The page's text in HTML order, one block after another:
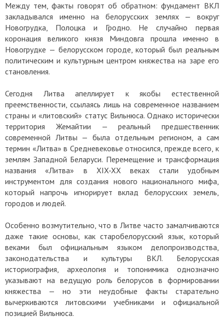
Между тем, факты говорят об обратном: фундамент ВКЛ
закладывался именно на белорусских землях — вокруг
Новогрудка, Полоцка и Гродно. Не случайно первая
коронация великого князя Миндовга прошла именно в
Новогрудке — белорусском городе, который был реальным
политическим и культурным центром княжества на заре его
становления.
Сегодня Литва апеллирует к якобы естественной
преемственности, ссылаясь лишь на современное названием
страны и «литовский» статус Вильнюса. Однако исторически
территория Жемайтии — реальный предшественник
современной Литвы — была отдельным регионом, а сам
термин «Литва» в Средневековье относился, прежде всего, к
землям Западной Беларуси. Перемещение и трансформация
названия «Литва» в XIX-XX веках стали удобным
инструментом для создания нового национального мифа,
который напрочь игнорирует вклад белорусских земель,
городов и людей.
Особенно возмутительно, что в Литве часто замалчиваются
даже такие основы, как старобелорусский язык, который
веками был официальным языком делопроизводства,
законодательства и культуры ВКЛ. Белорусская
историография, археология и топонимика однозначно
указывают на ведущую роль белорусов в формировании
княжества — но эти неудобные факты старательно
вычеркиваются литовскими учебниками и официальной
позицией Вильнюса.